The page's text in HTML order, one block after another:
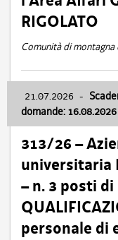
RIGOLATO
Comunità di montagna
21.07.2026 -
domande: 16.08.2026
313/26 –
universitaria
– n. 3 posti di
personale di